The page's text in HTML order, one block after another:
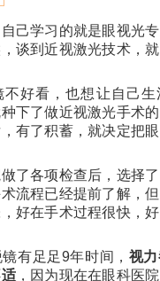
己学习的就是眼视光
，谈到近视激光技术，
不好看，也想让自己
下了做近视激光手术
有了积蓄，就决定把
了各项检查后，选择
流程已经提前了解，
，好在手术过程很快，
有足足9年时间， 视
，因为现在在眼科医